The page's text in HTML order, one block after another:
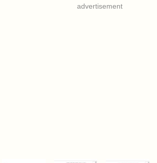
advertisement